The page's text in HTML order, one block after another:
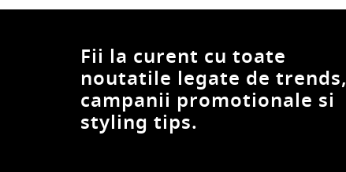
Fii la curent cu toate
noutatile legate de trends,
campanii promotionale si
styling tips.